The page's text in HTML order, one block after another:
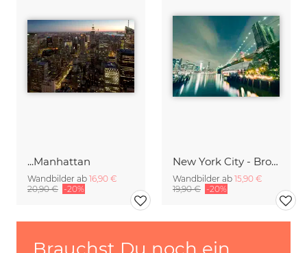
...Manhattan
Wandbilder ab 16,90 €
20,90 € -20%
New York City - Brooklyn Bridge Skyline
Wandbilder ab 15,90 €
19,90 € -20%